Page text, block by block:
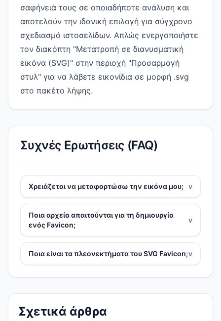
σαφήνειά τους σε οποιαδήποτε ανάλυση και
αποτελούν την ιδανική επιλογή για σύγχρονο
σχεδιασμό ιστοσελίδων. Απλώς ενεργοποιήστε
τον διακόπτη "Μετατροπή σε διανυσματική
εικόνα (SVG)" στην περιοχή "Προσαρμογή
στυλ" για να λάβετε εικονίδια σε μορφή .svg
στο πακέτο λήψης.
Συχνές Ερωτήσεις (FAQ)
Χρειάζεται να μεταφορτώσω την εικόνα μου; v
Ποια αρχεία απαιτούνται για τη δημιουργία
ενός Favicon;
v
Ποια είναι τα πλεονεκτήματα του SVG Favicon;v
Σχετικά άρθρα